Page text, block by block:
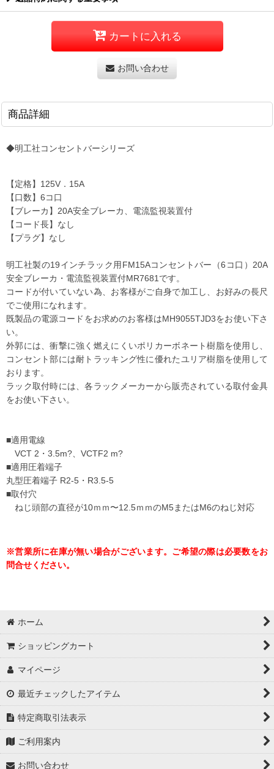
カートに入れる
お問い合わせ
商品詳細
◆明工社コンセントバーシリーズ
【定格】125V．15A
【口数】6コ口
【ブレーカ】20A安全ブレーカ、電流監視装置付
【コード長】なし
【プラグ】なし
明工社製の19インチラック用FM15Aコンセントバー（6コ口）20A
安全ブレーカ・電流監視装置付MR7681です。
コードが付いていない為、お客様がご自身で加工し、お好みの長尺
でご使用になれます。
既製品の電源コードをお求めのお客様はMH9055TJD3をお使い下さ
い。
外郭には、衝撃に強く燃えにくいポリカーボネート樹脂を使用し、
コンセント部には耐トラッキング性に優れたユリア樹脂を使用して
おります。
ラック取付時には、各ラックメーカーから販売されている取付金具
をお使い下さい。
■適用電線
VCT 2・3.5m?、VCTF2 m?
■適用圧着端子
丸型圧着端子 R2-5・R3.5-5
■取付穴
ねじ頭部の直径が10ｍｍ〜12.5ｍｍのM5またはM6のねじ対応
※営業所に在庫が無い場合がございます。ご希望の際は必要数をお
問合せください。
ホーム
ショッピングカート
マイページ
最近チェックしたアイテム
特定商取引法表示
ご利用案内
お問い合わせ